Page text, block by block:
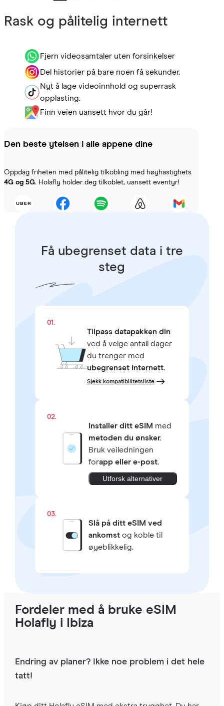
Rask og pålitelig internett
Fjern videosamtaler uten forsinkelser
Del historier på bare noen få sekunder.
Nyt å lage videoinnhold og superrask
opplasting.
Finn veien uansett hvor du går!
Den beste ytelsen i alle appene dine
Oppdag friheten med pålitelig tilkobling med høyhastighets
4G og 5G. Holafly holder deg tilkoblet, uansett eventyr!
Få ubegrenset data i tre
steg
01.
Tilpass datapakken din
ved å velge antall dager
du trenger med
ubegrenset internett.
Sjekk kompatibilitetsliste
02.
Installer ditt eSIM med
metoden du ønsker.
Bruk veiledningen
forapp eller e-post.
Utforsk alternativer
03.
Slå på ditt eSIM ved
ankomstog koble til
øyeblikkelig.
Fordeler med å bruke eSIM
Holafly i Ibiza
Endring av planer? Ikke noe problem i det hele
tatt!